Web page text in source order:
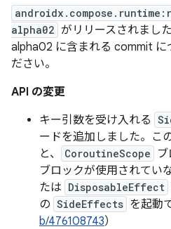
alpha02 がリリースされまし
alpha02 に含まれる commit に
ださい。
API の変更
キー引数を受け入れる
ードを追加しました。こ
と、
CoroutineScope
ブロックが使用されてい
たは DisposableEffect
の SideEffects を起動
b/476108743）